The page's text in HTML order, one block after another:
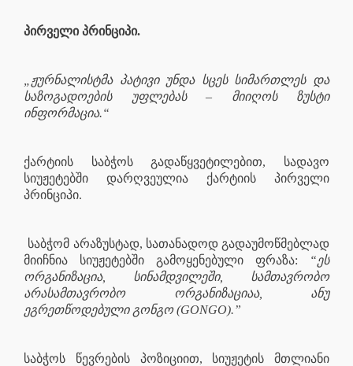
პირველი პრინციპი.
„ჟურნალისტმა პატივი უნდა სცეს სიმართლეს და
საზოგადოების უფლებას – მიიღოს ზუსტი
ინფორმაცია.“
ქარტიის საბჭოს გადაწყვეტილებით, სადავო
სიუჟეტებში დარღვეულია ქარტიის პირველი
პრინციპი.
საბჭომ არაზუსტად, სათანადოდ გადაუმოწმებლად
მიიჩნია სიუჟეტებში გამოყენებული ფრაზა:
“ეს
ორგანიზაცია, სინამდვილეში, სამთავრობო
არასამთავრობო ორგანიზაციაა, ანუ
ეგრეთწოდებული გონგო (GONGO).”
საბჭოს წევრების პოზიციით, სიუჟეტის მთლიანი